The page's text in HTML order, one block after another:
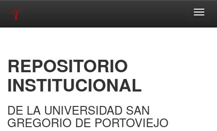
REPOSITORIO
INSTITUCIONAL
DE LA UNIVERSIDAD SAN
GREGORIO DE PORTOVIEJO